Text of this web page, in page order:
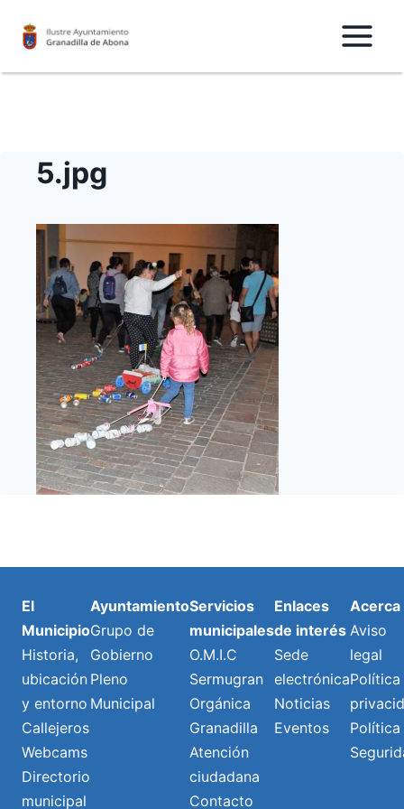
5.jpg
El
Municipio
Historia,
ubicación
y entorno
Callejeros
Webcams
Directorio
municipal
Ayuntamiento
Grupo de
Gobierno
Pleno
Municipal
Servicios
municipales
O.M.I.C
Sermugran
Orgánica
Granadilla
Atención
ciudadana
Contacto
Enlaces
de interés
Sede
electrónica
Noticias
Eventos
Acerca
Aviso
legal
Política
Política